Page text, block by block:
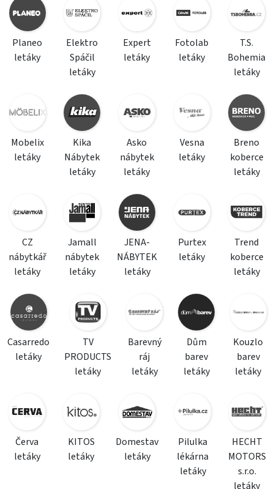
Planeo
letáky
Elektro
Spáčil
letáky
Expert
letáky
Fotolab
letáky
T.S.
Bohemia
letáky
Mobelix
letáky
Kika
Nábytek
letáky
Asko
nábytek
letáky
Vesna
letáky
Breno
koberce
letáky
CZ
nábytkář
letáky
Jamall
nábytek
letáky
JENA-
NÁBYTEK
letáky
Purtex
letáky
Trend
koberce
letáky
Casarredo
letáky
TV
PRODUCTS
letáky
Barevný
ráj
letáky
Dům
barev
letáky
Kouzlo
barev
letáky
Červa
letáky
KITOS
letáky
Domestav
letáky
Pilulka
lékárna
letáky
HECHT
MOTORS
s.r.o.
letáky